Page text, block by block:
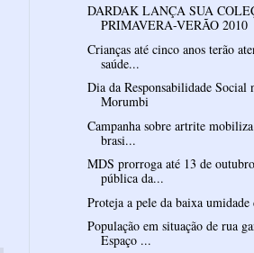
DARDAK LANÇA SUA
PRIMAVERA-VERÃO 2010
Crianças até cinco anos terão
saúde...
Dia da Responsabilidade Social
Morumbi
Campanha sobre artrite
brasi...
MDS prorroga até 13 de
pública da...
Proteja a pele da baixa umidade
População em situação de rua
Espaço ...